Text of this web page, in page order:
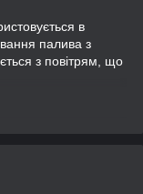
в
палива з
з повітрям, що